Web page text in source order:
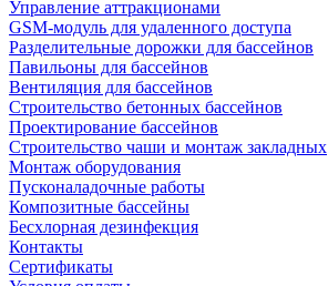
Управление аттракционами
GSM-модуль для удаленного доступа
Разделительные дорожки для бассейнов
Павильоны для бассейнов
Вентиляция для бассейнов
Строительство бетонных бассейнов
Проектирование бассейнов
Строительство чаши и монтаж закладных
Монтаж оборудования
Пусконаладочные работы
Композитные бассейны
Бесхлорная дезинфекция
Контакты
Сертификаты